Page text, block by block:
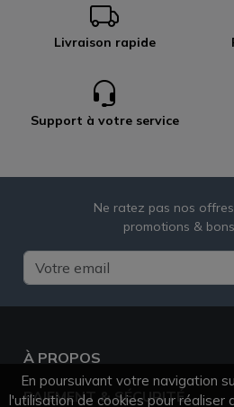
Livraison rapide
Support à votre service
Ne ratez pas nos
promotions &
À PROPOS
PAIEMENT & SÉCURITÉ
En poursuivant votre navigation
l'utilisation de cookies pour